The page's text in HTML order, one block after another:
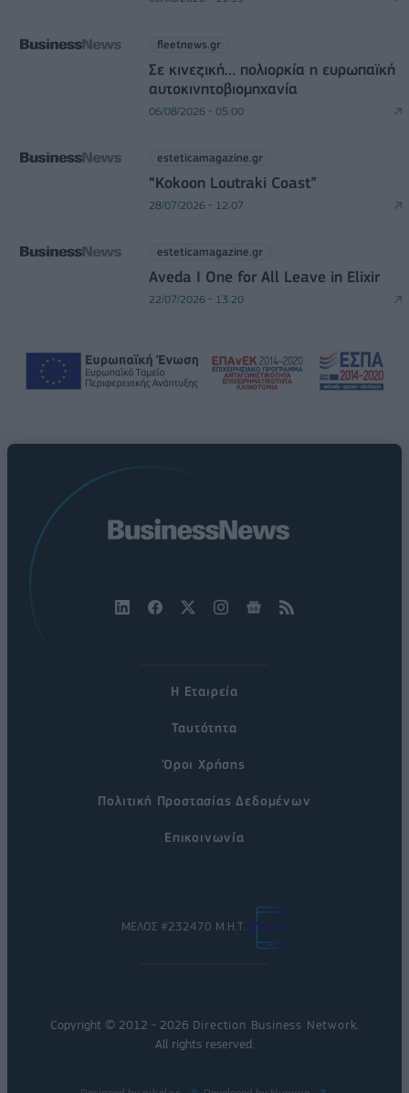
fleetnews.gr
Σε κινεζική… πολιορκία η ευρωπαϊκή
αυτοκινητοβιομηχανία
06/08/2026 - 05:00
esteticamagazine.gr
“Kokoon Loutraki Coast”
28/07/2026 - 12:07
esteticamagazine.gr
Aveda I One for All Leave in Elixir
22/07/2026 - 13:20
Η Εταιρεία
Ταυτότητα
Όροι Χρήσης
Πολιτική Προστασίας Δεδομένων
Επικοινωνία
ΜΕΛΟΣ #232470 Μ.Η.Τ.
Copyright © 2012 - 2026 Direction Business Network
All rights reserved.